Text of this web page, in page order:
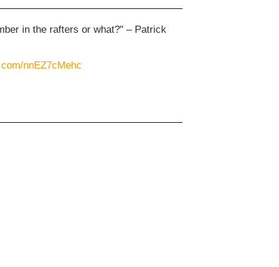
in the rafters or what?" – Patrick
nnEZ7cMehc